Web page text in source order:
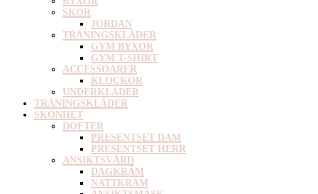
SKOR
JORDAN
TRÄNINGSKLÄDER
GYM BYXOR
GYM T-SHIRT
ACCESSOARER
KLOCKOR
UNDERKLÄDER
TRÄNINGSKLÄDER
SKÖNHET
DOFTER
PRESENTSET DAM
PRESENTSET HERR
ANSIKTSVÅRD
DAGKRÄM
NATTKRÄM